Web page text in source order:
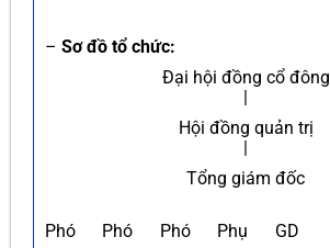
– Sơ đồ tổ chức:
Đại hội đồng cổ đông
|
Hội đồng quản trị
|
Tổng giám đốc
Phó
Phó
Phó
Phụ
GD